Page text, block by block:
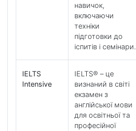
навичок,
включаючи
техніки
підготовки до
іспитів і семінари.
IELTS
Intensive
IELTS® – це
визнаний в світі
екзамен з
англійської мови
для освітньої та
професійної